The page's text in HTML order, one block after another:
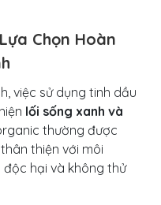
Chọn Hoàn
việc sử dụng tinh dầu
lối sống xanh và
thường được
thiện với môi
hại và không thử